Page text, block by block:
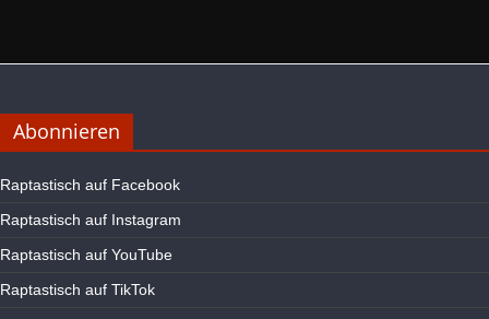
Abonnieren
Raptastisch auf Facebook
Raptastisch auf Instagram
Raptastisch auf YouTube
Raptastisch auf TikTok